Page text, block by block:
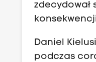
zdecydował
Daniel
podczas